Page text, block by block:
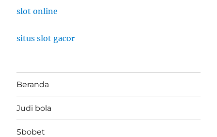
slot online
situs slot gacor
Beranda
Judi bola
Sbobet